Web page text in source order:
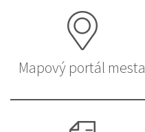
Mapový portál mesta